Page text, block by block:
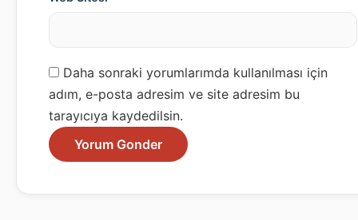
Daha sonraki yorumlarımda kullanılması için
adım, e-posta adresim ve site adresim bu
tarayıcıya kaydedilsin.